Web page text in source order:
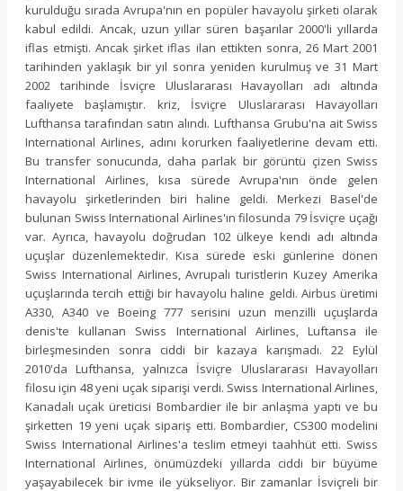
kurulduğu sırada Avrupa'nın en popüler havayolu şirketi olarak
kabul edildi. Ancak, uzun yıllar süren başarılar 2000'li yıllarda
iflas etmişti. Ancak şirket iflas ilan ettikten sonra, 26 Mart 2001
tarihinden yaklaşık bir yıl sonra yeniden kurulmuş ve 31 Mart
2002 tarihinde İsviçre Uluslararası Havayolları adı altında
faaliyete başlamıştır. kriz, İsviçre Uluslararası Havayolları
Lufthansa tarafından satın alındı. Lufthansa Grubu'na ait Swiss
International Airlines, adını korurken faaliyetlerine devam etti.
Bu transfer sonucunda, daha parlak bir görüntü çizen Swiss
International Airlines, kısa sürede Avrupa'nın önde gelen
havayolu şirketlerinden biri haline geldi. Merkezi Basel'de
bulunan Swiss International Airlines'ın filosunda 79 İsviçre uçağı
var. Ayrıca, havayolu doğrudan 102 ülkeye kendi adı altında
uçuşlar düzenlemektedir. Kısa sürede eski günlerine dönen
Swiss International Airlines, Avrupalı ​​turistlerin Kuzey Amerika
uçuşlarında tercih ettiği bir havayolu haline geldi. Airbus üretimi
A330, A340 ve Boeing 777 serisini uzun menzilli uçuşlarda
denis'te kullanan Swiss International Airlines, Luftansa ile
birleşmesinden sonra ciddi bir kazaya karışmadı. 22 Eylül
2010'da Lufthansa, yalnızca İsviçre Uluslararası Havayolları
filosu için 48 yeni uçak siparişi verdi. Swiss International Airlines,
Kanadalı uçak üreticisi Bombardier ile bir anlaşma yaptı ve bu
şirketten 19 yeni uçak sipariş etti. Bombardier, CS300 modelini
Swiss International Airlines'a teslim etmeyi taahhüt etti. Swiss
International Airlines, önümüzdeki yıllarda ciddi bir büyüme
yaşayabilecek bir ivme ile yükseliyor. Bir zamanlar İsviçreli bir